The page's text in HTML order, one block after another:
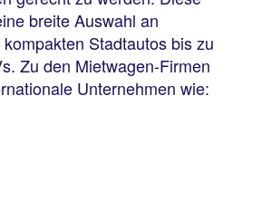
breite Auswahl an
Stadtautos bis zu
Zu den Mietwagen-Firmen
Unternehmen wie: